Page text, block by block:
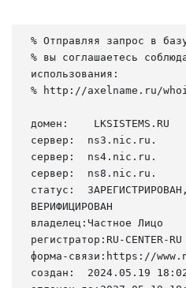
% Отправляя запрос в
% вы соглашаетесь
использования:
% http://axelname.ru/
домен:    LKSISTEMS.RU
сервер:  ns3.nic.ru.
сервер:  ns4.nic.ru.
сервер:  ns8.nic.ru.
статус:
ВЕРИФИЦИРОВАН
владелец:Частное Лицо
регистратор:RU-CENTER-RU
форма-связи:https://
создан:  2024.05.19